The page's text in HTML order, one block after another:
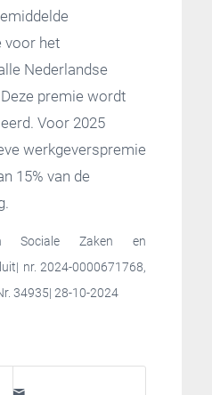
voor het
Nederlandse
premie wordt
Voor 2025
werkgeverspremie
15% van de
Sociale Zaken en
nr. 2024-0000671768,
34935| 28-10-2024